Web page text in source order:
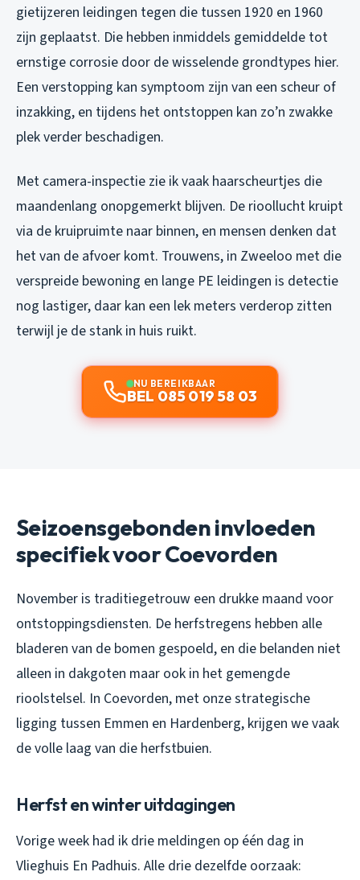
gietijzeren leidingen tegen die tussen 1920 en 1960
zijn geplaatst. Die hebben inmiddels gemiddelde tot
ernstige corrosie door de wisselende grondtypes hier.
Een verstopping kan symptoom zijn van een scheur of
inzakking, en tijdens het ontstoppen kan zo’n zwakke
plek verder beschadigen.
Met camera-inspectie zie ik vaak haarscheurtjes die
maandenlang onopgemerkt blijven. De rioollucht kruipt
via de kruipruimte naar binnen, en mensen denken dat
het van de afvoer komt. Trouwens, in Zweeloo met die
verspreide bewoning en lange PE leidingen is detectie
nog lastiger, daar kan een lek meters verderop zitten
terwijl je de stank in huis ruikt.
NU BEREIKBAAR
BEL 085 019 58 03
Seizoensgebonden invloeden
specifiek voor Coevorden
November is traditiegetrouw een drukke maand voor
ontstoppingsdiensten. De herfstregens hebben alle
bladeren van de bomen gespoeld, en die belanden niet
alleen in dakgoten maar ook in het gemengde
rioolstelsel. In Coevorden, met onze strategische
ligging tussen Emmen en Hardenberg, krijgen we vaak
de volle laag van die herfstbuien.
Herfst en winter uitdagingen
Vorige week had ik drie meldingen op één dag in
Vlieghuis En Padhuis. Alle drie dezelfde oorzaak: